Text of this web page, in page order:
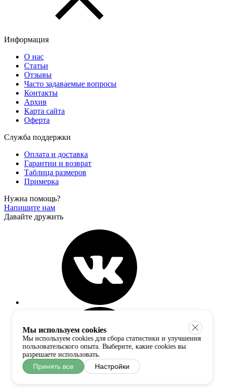
Информация
О нас
Статьи
Отзывы
Часто задаваемые вопросы
Контакты
Архив
Карта сайта
Оферта
Служба поддержки
Оплата и доставка
Гарантии и возврат
Таблица размеров
Примерка
Нужна помощь?
Напишите нам
Давайте дружить
Мы используем cookies
Мы используем cookies для сбора статистики и улучшения
пользовательского опыта. Выберите, какие cookies вы
разрешаете использовать.
Принять все Настройки